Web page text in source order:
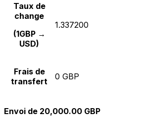
Taux de
change
(1GBP →
USD)
1.337200
Frais de
transfert
0 GBP
Envoi de 20,000.00 GBP